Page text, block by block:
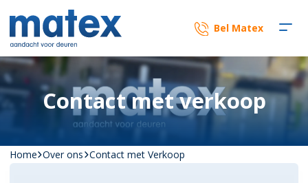
Bel Matex
Contact met verkoop
Home Over ons Contact met Verkoop